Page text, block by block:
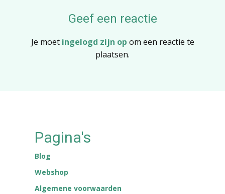
Geef een reactie
Je moet ingelogd zijn op om een reactie te
plaatsen.
Pagina's
Blog
Webshop
Algemene voorwaarden